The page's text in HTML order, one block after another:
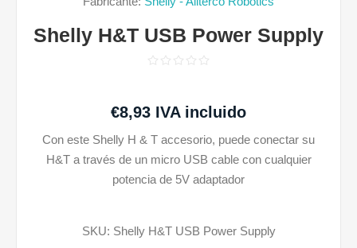
Shelly H&T USB Power Supply
€8,93 IVA incluido
Con este Shelly H & T accesorio, puede conectar su
H&T a través de un micro USB cable con cualquier
potencia de 5V adaptador
SKU: Shelly H&T USB Power Supply